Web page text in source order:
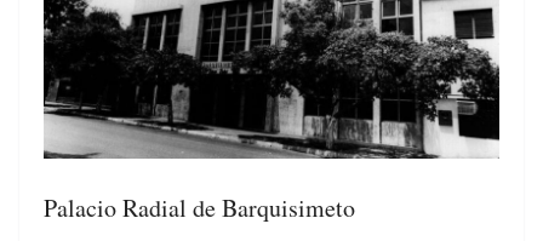
Pala­cio Radi­al de Barquisimeto